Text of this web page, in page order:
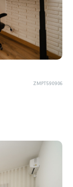
ZMPT590906